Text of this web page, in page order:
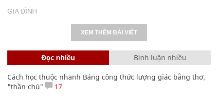
GIA ĐÌNH
XEM THÊM BÀI VIẾT
Đọc nhiều Bình luận nhiều
Cách học thuộc nhanh Bảng công thức lượng giác bằng thơ,
"thần chú"
17